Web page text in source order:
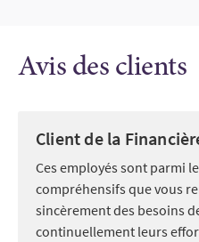
Avis des clients
Client de la
Ces employés sont parmi
compréhensifs que vous
sincèrement des besoins
continuellement leurs